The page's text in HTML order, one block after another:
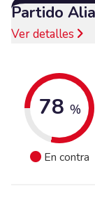
Partido
Ver detalles
78 %
En contra